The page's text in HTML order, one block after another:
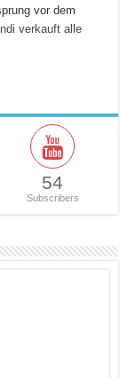
vor dem
verkauft alle
54
Subscribers